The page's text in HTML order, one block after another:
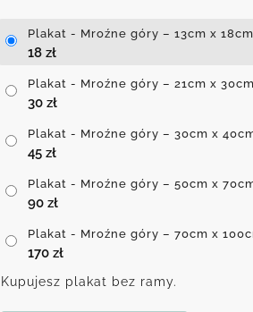
Plakat - Mroźne góry – 13cm x
18 zł
Plakat - Mroźne góry – 21cm x
30 zł
Plakat - Mroźne góry – 30cm x
45 zł
Plakat - Mroźne góry – 50cm x
90 zł
Plakat - Mroźne góry – 70cm x
170 zł
Kupujesz plakat bez ramy.